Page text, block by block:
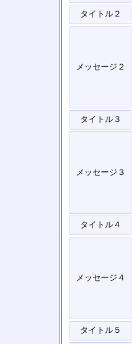
タイトル２
メッセージ２
タイトル３
メッセージ３
タイトル４
メッセージ４
タイトル５